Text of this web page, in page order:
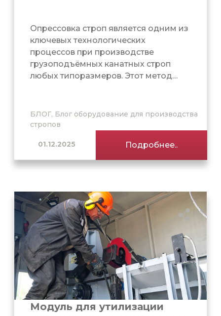
Опрессовка строп является одним из
ключевых технологических
процессов при производстве
грузоподъёмных канатных строп
любых типоразмеров. Этот метод…
БЛОГ, Блог оборудование для производства
стропов
01.12.2025 Подробнее..
Модуль для утилизации